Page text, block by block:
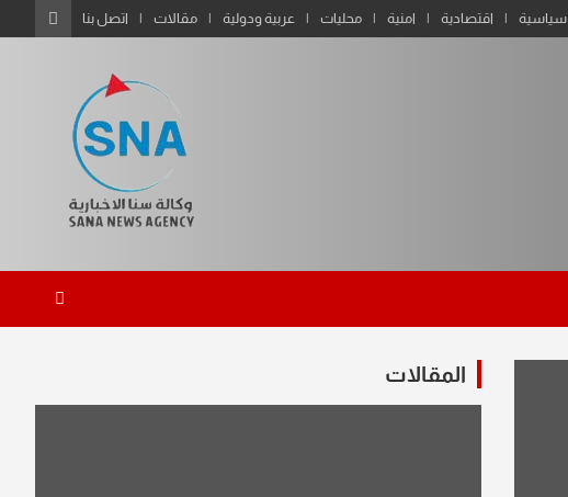
سياسية اقتصادية امنية محليات عربية ودولية مقالات اتصل بنا
المقالات